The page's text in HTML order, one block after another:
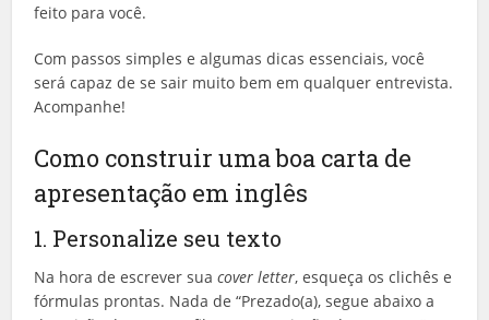
feito para você.
Com passos simples e algumas dicas essenciais, você
será capaz de se sair muito bem em qualquer entrevista.
Acompanhe!
Como construir uma boa carta de
apresentação em inglês
1. Personalize seu texto
Na hora de escrever suacover letter, esqueça os clichês e
fórmulas prontas. Nada de “Prezado(a), segue abaixo a